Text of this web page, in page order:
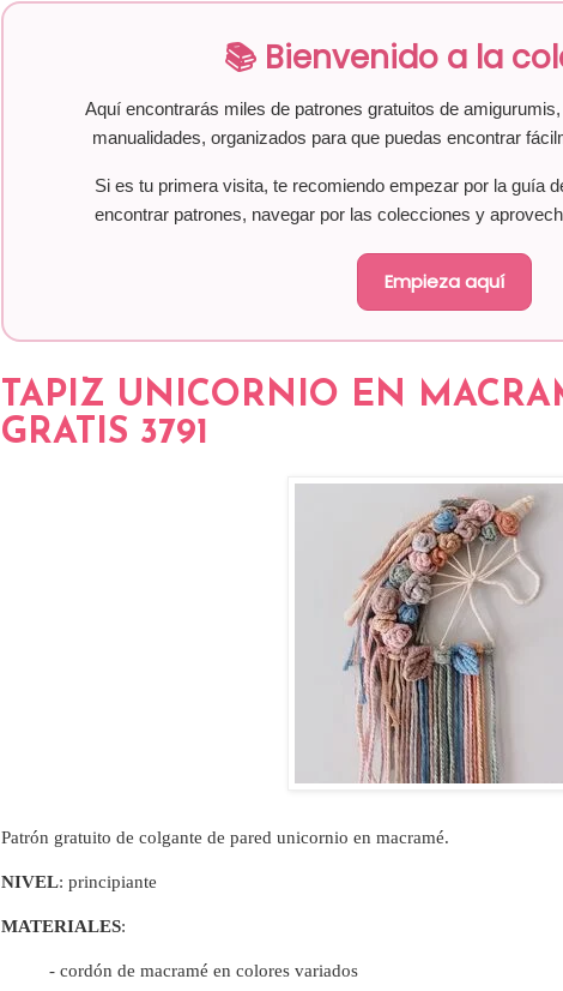
📚 Bienvenido a la
Aquí encontrarás miles de patrones gratuitos de
manualidades, organizados para que puedas encontrar
Si es tu primera visita, te recomiendo empezar por la guía
encontrar patrones, navegar por las colecciones y
Empieza aquí
TAPIZ UNICORNIO EN
GRATIS 3791
Patrón gratuito de colgante de pared unicornio en macramé.
NIVEL: principiante
MATERIALES:
- cordón de macramé en colores variados